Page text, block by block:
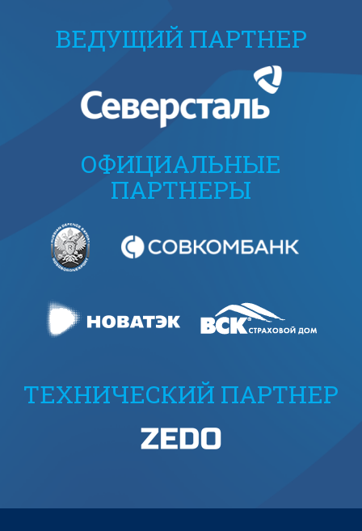
ВЕДУЩИЙ ПАРТНЕР
ОФИЦИАЛЬНЫЕ
ПАРТНЕРЫ
ТЕХНИЧЕСКИЙ ПАРТНЕР